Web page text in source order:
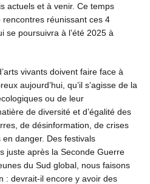
actuels et à venir. Ce temps
rencontres réunissant ces 4
se poursuivra à l’été 2025 à
vivants doivent faire face à
aujourd’hui, qu’il s’agisse de la
ou de leur
de diversité et d’égalité des
de désinformation, de crises
danger. Des festivals
juste après la Seconde Guerre
du Sud global, nous faisons
: devrait-il encore y avoir des